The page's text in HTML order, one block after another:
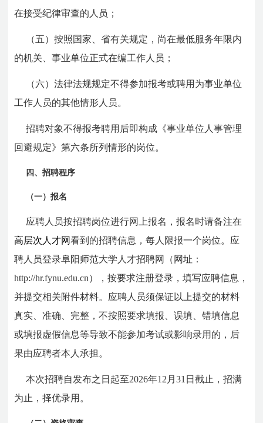
在接受纪律审查的人员；
（五）按照国家、省有关规定，尚在最低服务年限内
的机关、事业单位正式在编工作人员；
（六）法律法规规定不得参加报考或聘用为事业单位
工作人员的其他情形人员。
招聘对象不得报考聘用后即构成《事业单位人事管理
回避规定》第六条所列情形的岗位。
四、招聘程序
（一）报名
应聘人员按招聘岗位进行网上报名，报名时请备注在
高层次人才网看到的招聘信息，每人限报一个岗位。应
聘人员登录阜阳师范大学人才招聘网（网址：
http://hr.fynu.edu.cn）
，按要求注册登录，填写应聘信息，
并提交相关附件材料。应聘人员须保证以上提交的材料
真实、准确、完整，不按照要求填报、误填、错填信息
或填报虚假信息等导致不能参加考试或影响录用的，后
果由应聘者本人承担。
本次招聘自发布之日起至2026年12月31日截止，招满
为止，择优录用。